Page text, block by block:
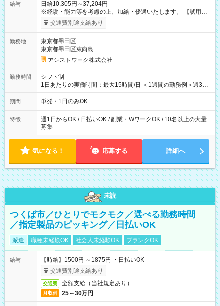
給与
日給10,305円～37,204円
※経験・能力等を考慮の上、加給・優遇いたします。 【試用期
間】試用期間なし
交通費別途支給あり
勤務地
東京都墨田区
東京都墨田区東向島
アシストワーク株式会社
勤務時間
シフト制
1日あたりの実働時間：最大15時間/日 ＜1週間の勤務例＞週3回
勤務 勤務：月・水・金 休み：火・木・土・日 好きな時にお仕事
可能です！ ※1日あたりの最大実働時間は日勤、夜勤共に勤務し
期間 単発・1日のみOK
特徴
週1日からOK / 日払いOK / 副業・WワークOK / 10名以上の大量
募集
気になる！ 応募する 詳細へ
未読
つくば市／ひとりでモクモク／選べる勤務時間
／指定製品のピッキング／日払いOK
派遣 職種未経験OK 社会人未経験OK ブランクOK
給与
【時給】1500円 ～1875円 ・日払いOK
交通費別途支給あり
交通費 全額支給（当社規定あり）
月収例 25～30万円